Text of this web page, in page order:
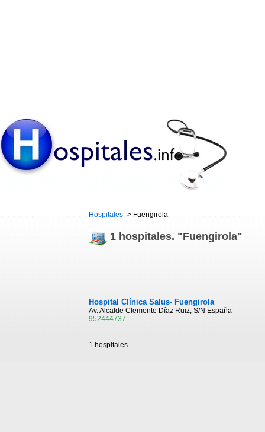
Hospitales -> Fuengirola
1 hospitales. "Fuengirola"
Hospital Clínica Salus- Fuengirola
Av. Alcalde Clemente Díaz Ruiz, S/N España
952444737
1 hospitales